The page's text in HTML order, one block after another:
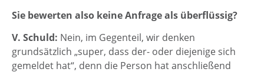
Sie bewerten also keine Anfrage als überflüssig?
V. Schuld: Nein, im Gegenteil, wir denken
grundsätzlich „super, dass der- oder diejenige sich
gemeldet hat“, denn die Person hat anschließend